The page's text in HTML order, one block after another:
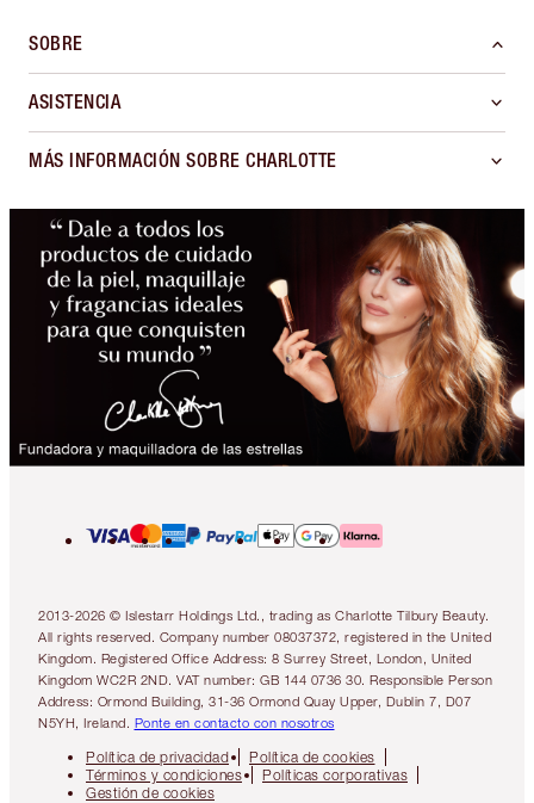
SOBRE
ASISTENCIA
MÁS INFORMACIÓN SOBRE CHARLOTTE
2013-2026 © Islestarr Holdings Ltd., trading as Charlotte Tilbury Beauty.
All rights reserved. Company number 08037372, registered in the United
Kingdom. Registered Office Address: 8 Surrey Street, London, United
Kingdom WC2R 2ND. VAT number: GB 144 0736 30. Responsible Person
Address: Ormond Building, 31-36 Ormond Quay Upper, Dublin 7, D07
N5YH, Ireland. Ponte en contacto con nosotros
Política de privacidad
Política de cookies
Términos y condiciones
Políticas corporativas
Gestión de cookies